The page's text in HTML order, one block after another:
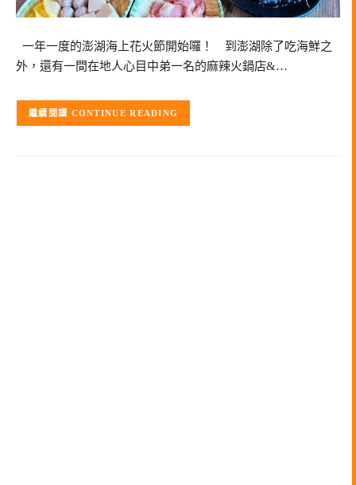
一年一度的澎湖海上花火節開始囉！ 到澎湖除了吃海鮮之
外，還有一間在地人心目中弟一名的麻辣火鍋店&…
CONTINUE READING